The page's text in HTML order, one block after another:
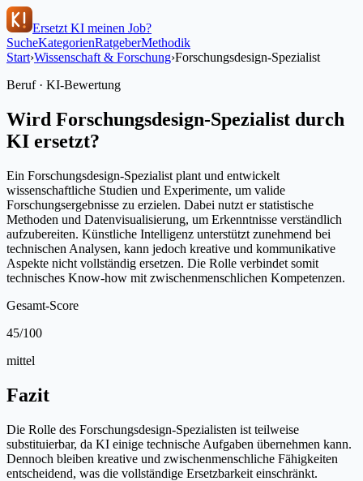
Ersetzt KI meinen Job?
SucheKategorienRatgeberMethodik
Start›Wissenschaft & Forschung›Forschungsdesign-Spezialist
Beruf · KI-Bewertung
Wird Forschungsdesign-Spezialist durch
KI ersetzt?
Ein Forschungsdesign-Spezialist plant und entwickelt
wissenschaftliche Studien und Experimente, um valide
Forschungsergebnisse zu erzielen. Dabei nutzt er statistische
Methoden und Datenvisualisierung, um Erkenntnisse verständlich
aufzubereiten. Künstliche Intelligenz unterstützt zunehmend bei
technischen Analysen, kann jedoch kreative und kommunikative
Aspekte nicht vollständig ersetzen. Die Rolle verbindet somit
technisches Know-how mit zwischenmenschlichen Kompetenzen.
Gesamt-Score
45/100
mittel
Fazit
Die Rolle des Forschungsdesign-Spezialisten ist teilweise
substituierbar, da KI einige technische Aufgaben übernehmen kann.
Dennoch bleiben kreative und zwischenmenschliche Fähigkeiten
entscheidend, was die vollständige Ersetzbarkeit einschränkt.